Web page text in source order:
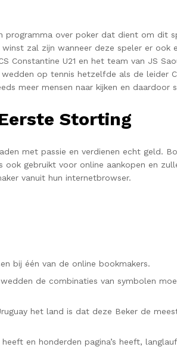
programma over poker dat dient om dit
zal zijn wanneer deze speler er
U21 en het team van JS
op tennis hetzelfde als de leider
meer mensen naar kijken en daardoor
Storting
met passie en verdienen echt geld.
gebruikt voor online aankopen en
vanuit hun internetbrowser.
bij één van de online bookmakers.
de combinaties van symbolen
het land is dat deze Beker de
en honderden pagina’s heeft,